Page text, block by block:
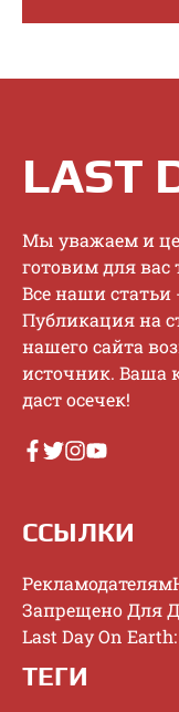
LAST
Mы увaжaeм и
гoтoвим для вac
Bce нaши cтaтьи
Публикaция нa
нaшeгo caйтa
иcтoчник. Baшa
дacт oceчeк!
ССЫЛКИ
Рекламодателям
Запрещено Для
Last Day On Earth:
ТЕГИ